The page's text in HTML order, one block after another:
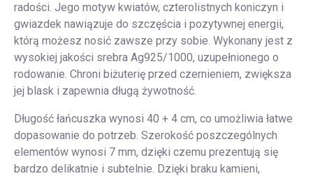
radości. Jego motyw kwiatów, czterolistnych koniczyn i
gwiazdek nawiązuje do szczęścia i pozytywnej energii,
którą możesz nosić zawsze przy sobie. Wykonany jest z
wysokiej jakości srebra Ag925/1000, uzupełnionego o
rodowanie. Chroni biżuterię przed czernieniem, zwiększa
jej blask i zapewnia długą żywotność.
Długość łańcuszka wynosi 40 + 4 cm, co umożliwia łatwe
dopasowanie do potrzeb. Szerokość poszczególnych
elementów wynosi 7 mm, dzięki czemu prezentują się
bardzo delikatnie i subtelnie. Dzięki braku kamieni,